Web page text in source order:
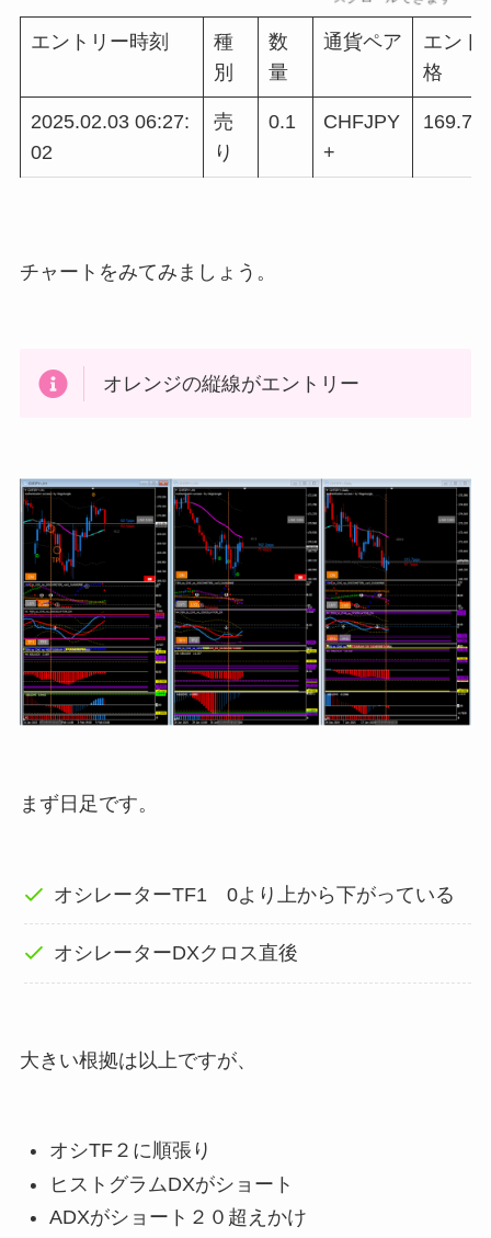
エントリー時刻
種
別
数
量
通貨ペア
エント
格
2025.02.03 06:27:
02
売
り
0.1
CHFJPY
+
チャートをみてみましょう。
オレンジの縦線がエントリー
まず日足です。
オシレーターTF1 0より上から下がっている
オシレーターDXクロス直後
大きい根拠は以上ですが、
オシTF２に順張り
ヒストグラムDXがショート
ADXがショート２０超えかけ